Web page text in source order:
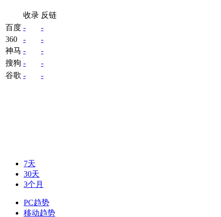
收录 反链
百度 -
-
360
-
-
神马 -
-
搜狗 -
-
谷歌 - -
7天
30天
3个月
PC趋势
移动趋势